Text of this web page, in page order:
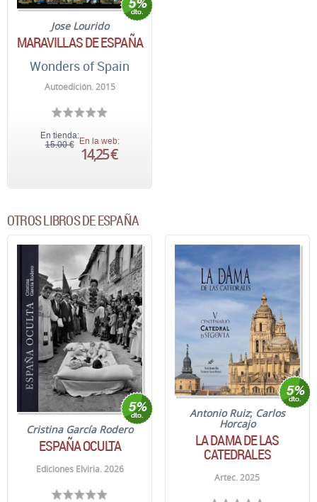
Jose Lourido
MARAVILLAS DE ESPAÑA
Wonders of Spain
Autoedición. 2015
En tienda:
15,00 € En la web:
14,25 €
OTROS LIBROS DE ESPAÑA
Cristina García Rodero
ESPAÑA OCULTA
Ediciones Elviria. 2026
Antonio Ruiz; Carlos
Horcajo
LA DAMA DE LAS
CATEDRALES
Artec. 2025